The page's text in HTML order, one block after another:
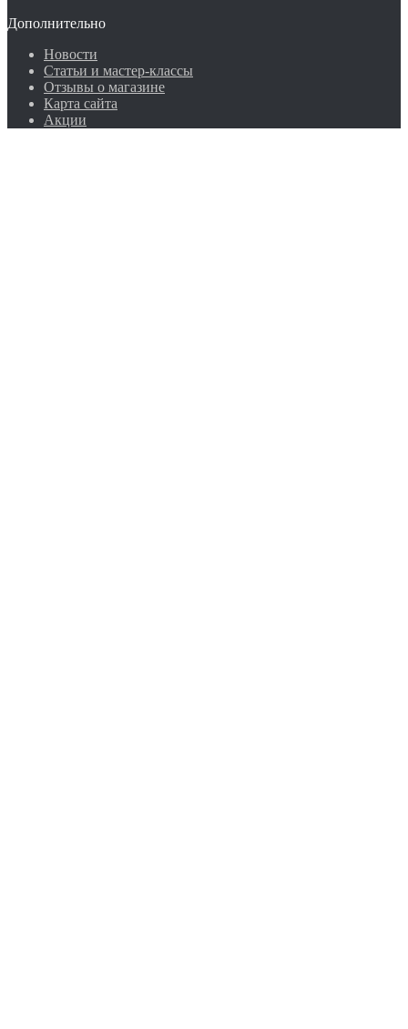
Дополнительно
Новости
Статьи и мастер-классы
Отзывы о магазине
Карта сайта
Акции